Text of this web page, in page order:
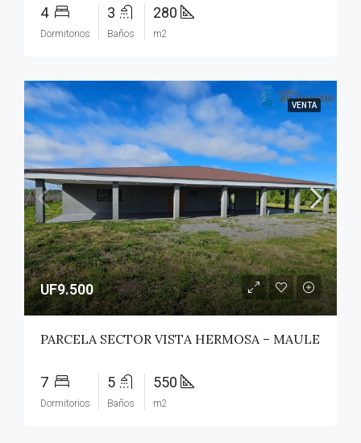
4
Dormitorios
3
Baños
280
m2
VENTA
UF9.500
PARCELA SECTOR VISTA HERMOSA – MAULE
7
Dormitorios
5
Baños
550
m2